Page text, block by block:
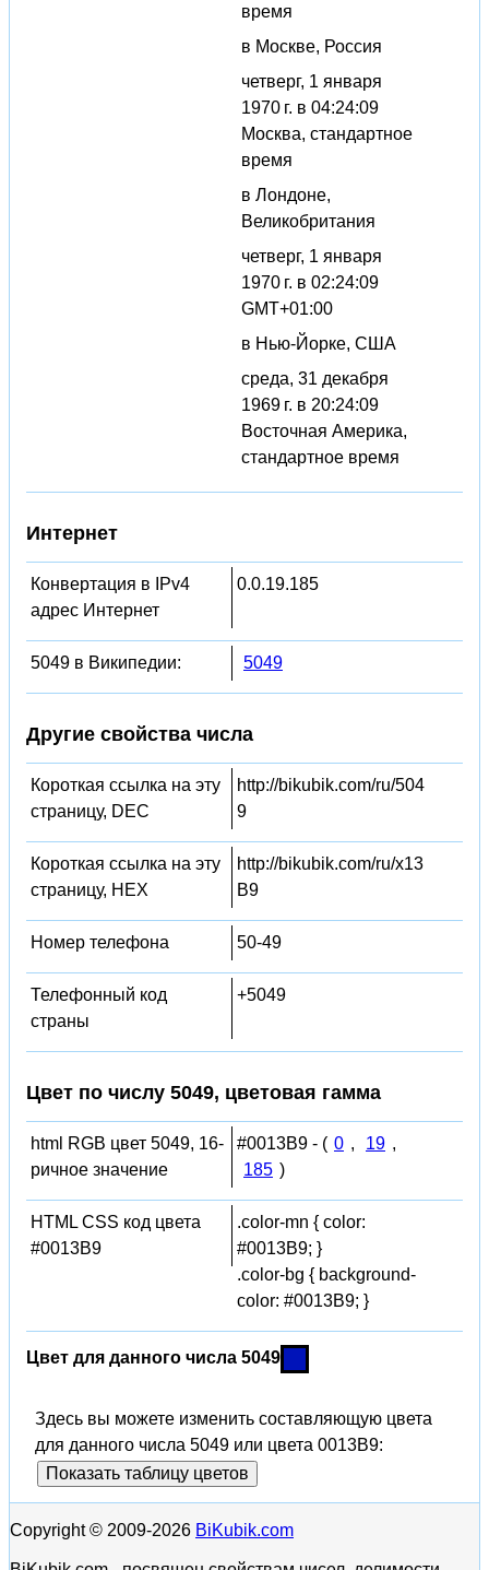
время
в Москве, Россия
четверг, 1 января
1970 г. в 04:24:09
Москва, стандартное
время
в Лондоне,
Великобритания
четверг, 1 января
1970 г. в 02:24:09
GMT+01:00
в Нью-Йорке, США
среда, 31 декабря
1969 г. в 20:24:09
Восточная Америка,
стандартное время
Интернет
Конвертация в IPv4
адрес Интернет
0.0.19.185
5049 в Википедии: 5049
Другие свойства числа
Короткая ссылка на эту
страницу, DEC
http://bikubik.com/ru/504
9
Короткая ссылка на эту
страницу, HEX
http://bikubik.com/ru/x13
B9
Номер телефона 50-49
Телефонный код
страны
+5049
Цвет по числу 5049, цветовая гамма
html RGB цвет 5049, 16-
ричное значение
#0013B9 - ( 0 , 19 ,
185 )
HTML CSS код цвета
#0013B9
.color-mn { color:
#0013B9; }
.color-bg { background-
color: #0013B9; }
Цвет для данного числа 5049
Здесь вы можете изменить составляющую цвета
для данного числа 5049 или цвета 0013B9:
Показать таблицу цветов
Copyright © 2009-2026 BiKubik.com